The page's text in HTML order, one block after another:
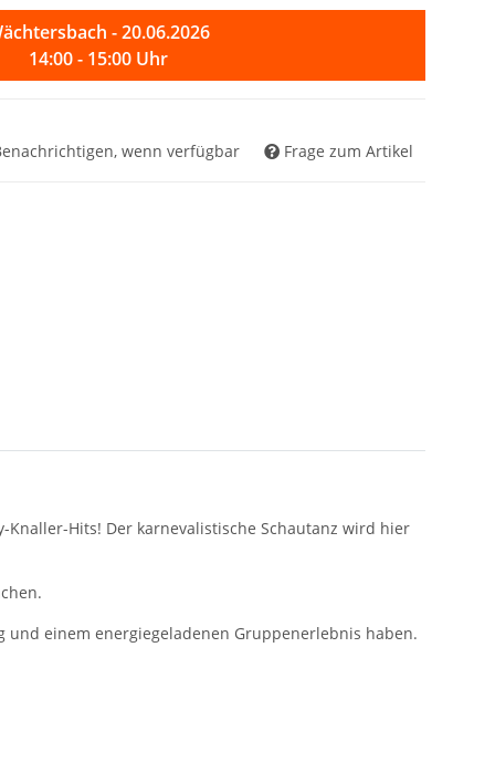
- 20.06.2026
14:00 - 15:00 Uhr
wenn verfügbar Frage zum Artikel
Hits! Der karnevalistische Schautanz wird hier
und einem energiegeladenen Gruppenerlebnis haben.